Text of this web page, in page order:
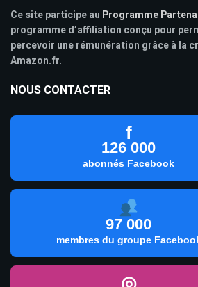
Ce site participe au Programme
programme d’affiliation conçu pour
percevoir une rémunération grâce à la
Amazon.fr.
NOUS CONTACTER
f
126 000
abonnés Facebook
97 000
membres du groupe